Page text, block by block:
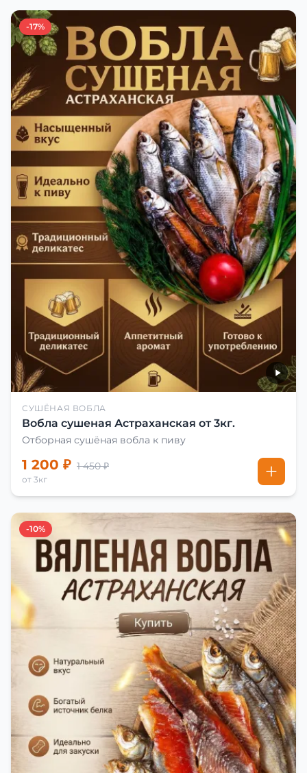
-17%
СУШЁНАЯ ВОБЛА
Вобла сушеная Астраханская от 3кг.
Отборная сушёная вобла к пиву
1 200 ₽ 1 450 ₽
от 3кг
-10%